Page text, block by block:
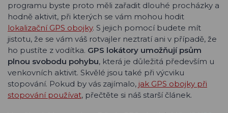
programu byste proto měli zařadit dlouhé procházky a
hodně aktivit, při kterých se vám mohou hodit
lokalizační GPS obojky. S jejich pomocí budete mít
jistotu, že se vám váš rotvajler neztratí ani v případě, že
ho pustíte z vodítka. GPS lokátory umožňují psům
plnou svobodu pohybu, která je důležitá především u
venkovních aktivit. Skvělé jsou také při výcviku
stopování. Pokud by vás zajímalo, jak GPS obojky při
stopování používat, přečtěte si náš starší článek.